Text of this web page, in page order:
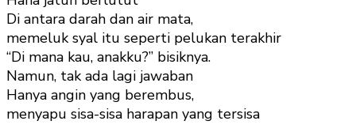
Di antara darah dan air mata,
memeluk syal itu seperti pelukan terakhir
“Di mana kau, anakku?” bisiknya.
Namun, tak ada lagi jawaban
Hanya angin yang berembus,
menyapu sisa-sisa harapan yang tersisa